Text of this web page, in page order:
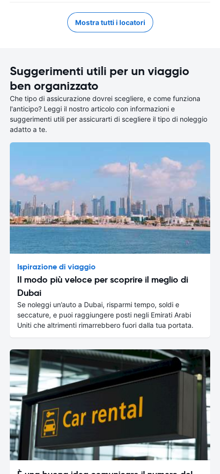
Mostra tutti i locatori
Suggerimenti utili per un viaggio
ben organizzato
Che tipo di assicurazione dovrei scegliere, e come funziona
l'anticipo? Leggi il nostro articolo con informazioni e
suggerimenti utili per assicurarti di scegliere il tipo di noleggio
adatto a te.
Ispirazione di viaggio
Il modo più veloce per scoprire il meglio di
Dubai
Se noleggi un’auto a Dubai, risparmi tempo, soldi e
seccature, e puoi raggiungere posti negli Emirati Arabi
Uniti che altrimenti rimarrebbero fuori dalla tua portata.